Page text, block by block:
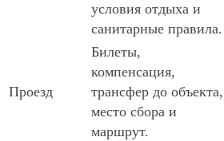
условия отдыха и
санитарные правила.
Проезд
Билеты,
компенсация,
трансфер до объекта,
место сбора и
маршрут.